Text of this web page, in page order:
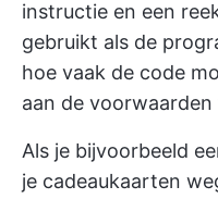
instructie en een
gebruikt als de
hoe vaak de code
aan de
Als je bijvoorbeeld
je cadeaukaarten